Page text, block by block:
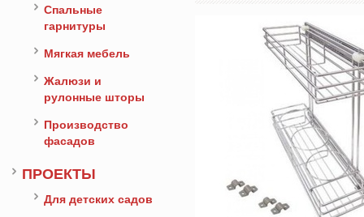
Спальные
гарнитуры
Мягкая мебель
Жалюзи и
рулонные шторы
Производство
фасадов
ПРОЕКТЫ
Для детских садов